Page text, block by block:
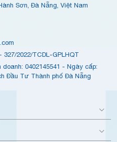
Sơn, Đà Nẵng, Việt Nam
327/2022/TCDL-GPLHQT
0402145541 - Ngày cấp:
Đầu Tư Thành phố Đà Nẵng